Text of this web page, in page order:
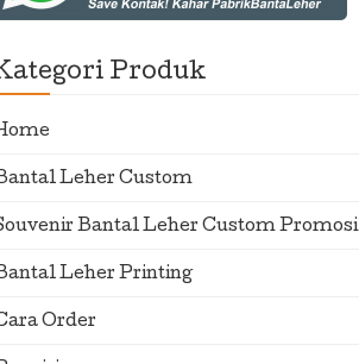
Produk
Leher Custom
Bantal Leher Custom Promosi
Leher Printing
Order